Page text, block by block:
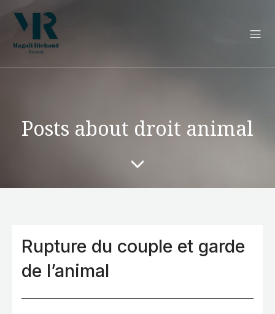
Posts about droit animal
Rupture du couple et garde
de l’animal